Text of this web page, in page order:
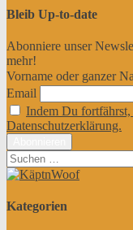
Bleib Up-to-date
Abonniere unser
mehr!
Vorname oder ganzer
Email
Indem Du fortfährst,
Datenschutzerklärung.
Suchen
nach:
Kategorien